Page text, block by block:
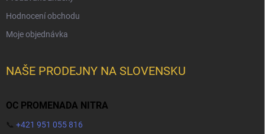
Hodnocení obchodu
Moje objednávka
NAŠE PRODEJNY NA SLOVENSKU
OC PROMENADA NITRA
📞 +421 951 055 816